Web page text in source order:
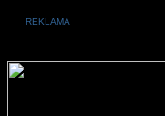
REKLAMA